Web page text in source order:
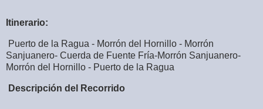
Itinerario:
Puerto de la Ragua - Morrón del Hornillo - Morrón
Sanjuanero- Cuerda de Fuente Fría-Morrón Sanjuanero-
Morrón del Hornillo - Puerto de la Ragua
Descripción del Recorrido